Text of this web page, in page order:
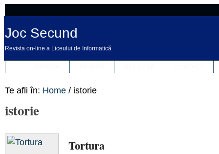
Joc Secund
Revista on-line a Liceului de Informatică
Te afli în: Home / istorie
istorie
Tortura